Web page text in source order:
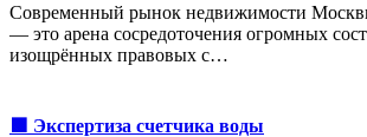
Современный рынок недвижимости
— это арена сосредоточения огромных
изощрённых правовых с…
🟩 Экспертиза счетчика воды